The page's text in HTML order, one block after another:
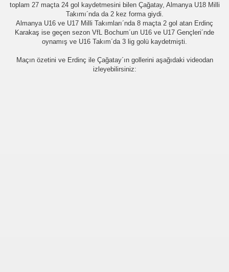
toplam 27 maçta 24 gol kaydetmesini bilen Çağatay, Almanya U18 Milli
Takımı´nda da 2 kez forma giydi.
Almanya U16 ve U17 Milli Takımları´nda 8 maçta 2 gol atan Erdinç
Karakaş ise geçen sezon VfL Bochum´un U16 ve U17 Gençleri´nde
oynamış ve U16 Takım´da 3 lig golü kaydetmişti.
Maçın özetini ve Erdinç ile Çağatay´ın gollerini aşağıdaki videodan
izleyebilirsiniz:
arası Gol Krallığı
arası Gol Krallığı
arası Gol Krallığı